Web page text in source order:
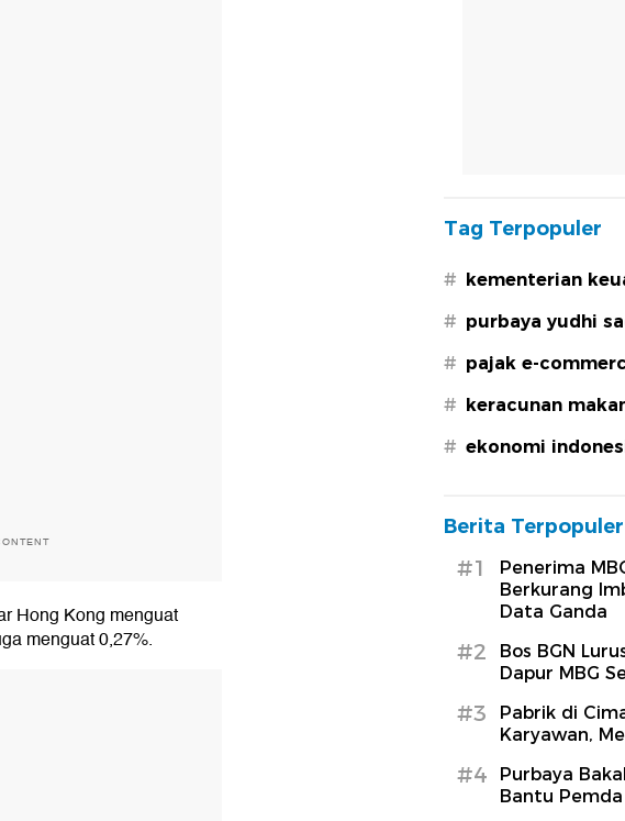
Hong Kong menguat
menguat 0,27%.
Tag Terpopuler
# kementerian
# purbaya yudhi
# pajak e-
# keracunan
# ekonomi
Berita Terpopuler
#1
Penerima
Berkurang
Data Ganda
#2
Bos BGN
Dapur MBG
#3
Pabrik di
Karyawan,
#4
Purbaya
Bantu Pemda